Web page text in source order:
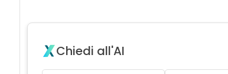
Chiedi all'AI